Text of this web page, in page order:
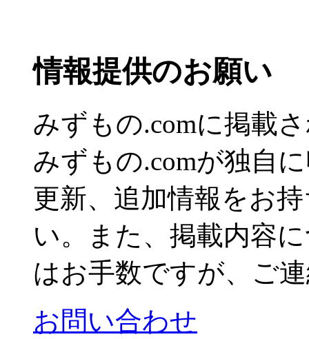
情報提供のお願い
みずもの.comに掲載
みずもの.comが独自
更新、追加情報をお
い。また、掲載内容
はお手数ですが、ご
お問い合わせ